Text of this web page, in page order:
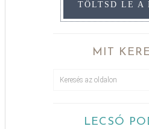
TÖLTSD LE A
MIT
LECSÓ